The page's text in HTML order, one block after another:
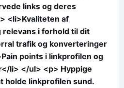
links og deres
<li>Kvaliteten af
i forhold til dit
trafik og konverteringer
points i linkprofilen og
li> </ul> <p> Hyppige
holde linkprofilen sund.